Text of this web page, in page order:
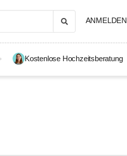
ANMELDEN
Kostenlose Hochzeitsberatung